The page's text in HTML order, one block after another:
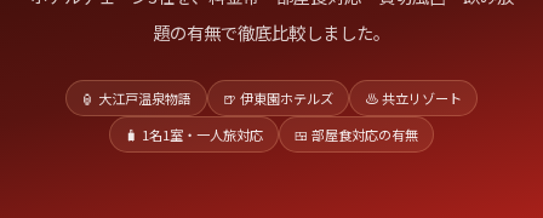
題の有無で徹底比較しました。
🏮 大江戸温泉物語 🍺 伊東園ホテルズ
♨ 共立リゾート
🧳 1名1室・一人旅対応
🍱 部屋食対応の有無